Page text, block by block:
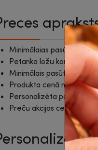
Minimālaias pasūtījuma
Petanka ložu komplekts.
Minimālais pasūtījuma
Produkta cenā nav
Personalizēta
Preču akcijas cenas ir